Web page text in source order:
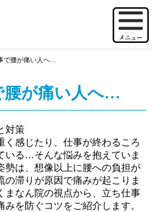
で腰が痛い人へ…
腰が痛い人へ…
対策
く感じたり、仕事が終わるころ
いる…そんな悩みを抱えていま
勢は、想像以上に腰への負担が
の滞りが原因で痛みが起こりま
まなん院の視点から、立ち仕事
を防ぐコツをご紹介します。